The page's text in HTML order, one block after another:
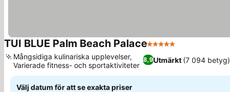
TUI BLUE Palm Beach Palace5 Stjärnor
8,9Utmärkt (7 094 betyg)
Mångsidiga kulinariska upplevelser,
Varierade fitness- och sportaktiviteter
Välj datum för att se exakta priser